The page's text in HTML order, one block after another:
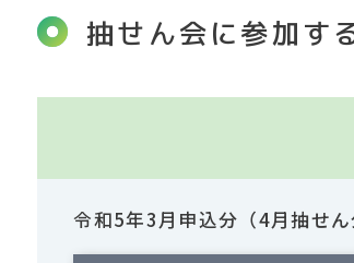
抽せん会に参加す
令和5年3月申込分（4月抽せ